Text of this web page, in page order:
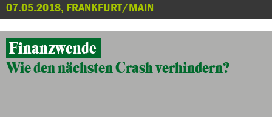
07.05.2018, FRANKFURT/MAIN
Finanzwende
Wie den nächsten Crash verhindern?